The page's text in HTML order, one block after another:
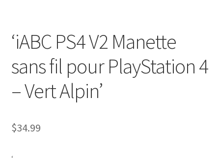
Politique de Confidentialité
POLITIQUES DE RETOUR ET D’ÉCHANGE : EN LIGNE ET EN
MAGASIN
‘iABC PS4 V2 Manette
sans fil pour PlayStation 4
– Vert Alpin’
$34.99
‘